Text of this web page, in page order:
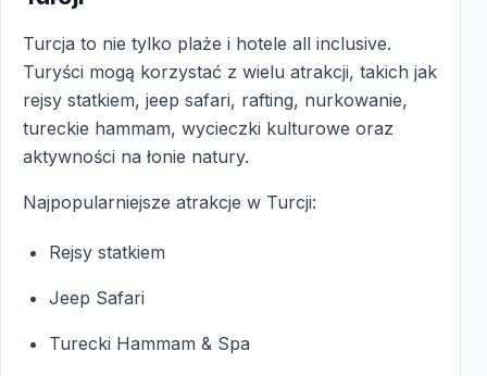
Turcja to nie tylko plaże i hotele all inclusive.
Turyści mogą korzystać z wielu atrakcji, takich jak
rejsy statkiem, jeep safari, rafting, nurkowanie,
tureckie hammam, wycieczki kulturowe oraz
aktywności na łonie natury.
Najpopularniejsze atrakcje w Turcji:
Rejsy statkiem
Jeep Safari
Turecki Hammam & Spa